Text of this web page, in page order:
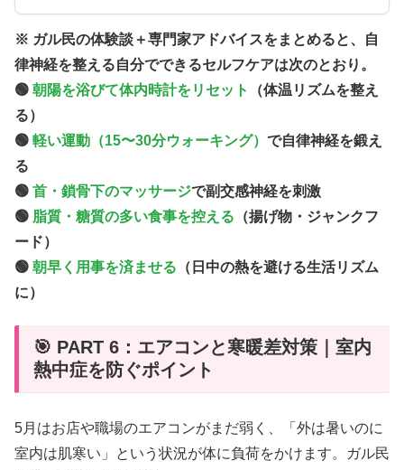
※ ガル民の体験談＋専門家アドバイスをまとめると、自
律神経を整える自分でできるセルフケアは次のとおり。
🟢 朝陽を浴びて体内時計をリセット
（体温リズムを整え
る）
🟢 軽い運動（15〜30分ウォーキング） で自律神経を鍛え
る
🟢 首・鎖骨下のマッサージで副交感神経を刺激
🟢 脂質・糖質の多い食事を控える （揚げ物・ジャンクフ
ード）
🟢 朝早く用事を済ませる （日中の熱を避ける生活リズム
に）
🎯 PART 6：エアコンと寒暖差対策｜室内
熱中症を防ぐポイント
5月はお店や職場のエアコンがまだ弱く、「外は暑いのに
室内は肌寒い」という状況が体に負荷をかけます。ガル民